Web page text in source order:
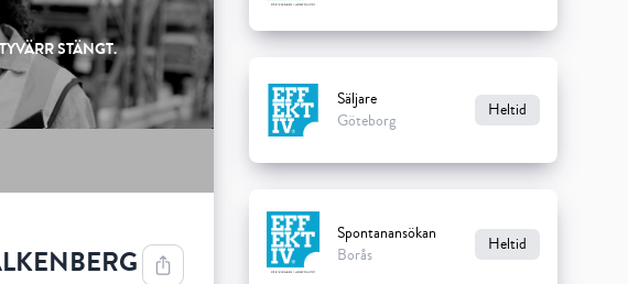
Säljare
Göteborg
Heltid
Spontanansökan
Borås
Heltid